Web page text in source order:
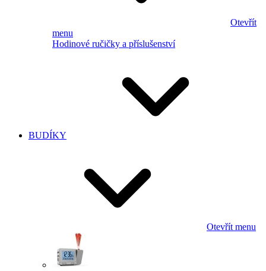
Otevřít
menu
Hodinové ručičky a příslušenství
BUDÍKY
Otevřít menu